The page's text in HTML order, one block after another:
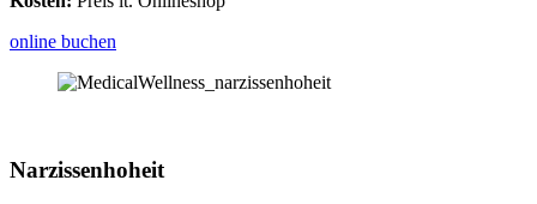
online buchen
Narzissenhoheit